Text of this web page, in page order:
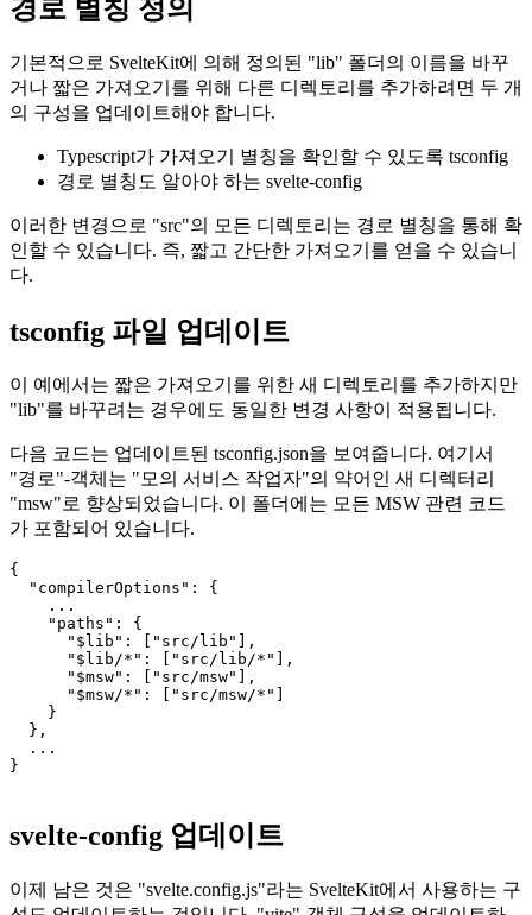
경로 별칭 정의
기본적으로 SvelteKit에 의해 정의된 "lib" 폴더의 이름을 바꾸
의 구성을 업데이트해야 합니다.
경로 별칭도 알아야 하는 svelte-config
이러한 변경으로 "src"의 모든 디렉토리는 경로 별칭을 통해 확
다.
tsconfig 파일 업데이트
"lib"를 바꾸려는 경우에도 동일한 변경 사항이 적용됩니다.
다음 코드는 업데이트된 tsconfig.json을 보여줍니다. 여기서
"경로"-객체는 "모의 서비스 작업자"의 약어인 새 디렉터리
가 포함되어 있습니다.
  "compilerOptions": {
    ...
    "paths": {
      "$lib": ["src/lib"],
      "$lib/*": ["src/lib/*"],
      "$msw": ["src/msw"],
      "$msw/*": ["src/msw/*"]
    }
  },
svelte-config 업데이트